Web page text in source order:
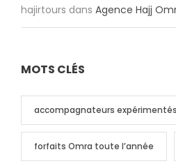
hajirtours dans Agence Hajj
MOTS CLÉS
accompagnateurs expérimentés
forfaits Omra toute l’année